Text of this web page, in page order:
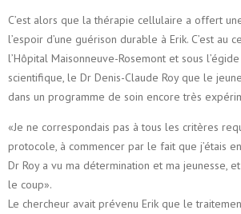
C’est alors que la thérapie cellulaire a offert
l’espoir d’une guérison durable à Erik. C’est au
l’Hôpital Maisonneuve-Rosemont et sous
scientifique, le Dr Denis-Claude Roy que le
dans un programme de soin encore très
«Je ne correspondais pas à tous les critères
protocole, à commencer par le fait que j’étais
Dr Roy a vu ma détermination et ma jeunesse,
le coup».
Le chercheur avait prévenu Erik que le